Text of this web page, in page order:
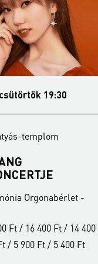
2027.05.22. -
Budapest -
Budapest
18
Jegyár:6 400